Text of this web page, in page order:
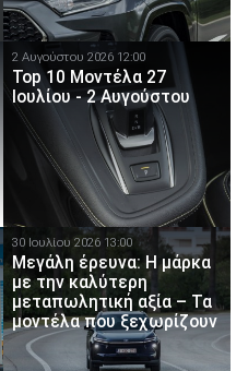
2 Αυγούστου 2026 12:00
Top 10 Μοντέλα 27
Ιουλίου - 2 Αυγούστου
30 Ιουλίου 2026 13:00
Μεγάλη έρευνα: Η μάρκα
με την καλύτερη
μεταπωλητική αξία – Τα
μοντέλα που ξεχωρίζουν